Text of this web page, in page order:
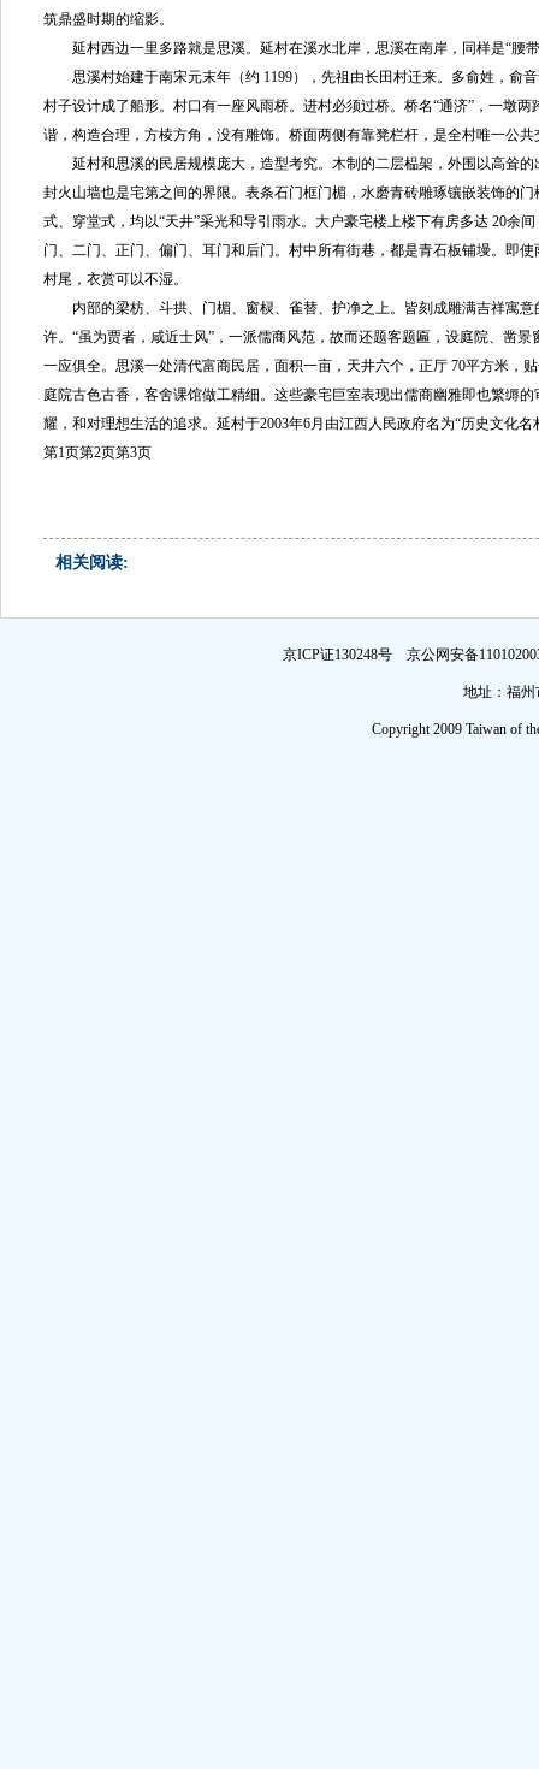
筑鼎盛时期的缩影。
延村西边一里多路就是思溪。延村在溪水北岸，思溪在南岸，同样是“腰
思溪村始建于南宋元末年（约 1199），先祖由长田村迁来。多俞姓，俞音
村子设计成了船形。村口有一座风雨桥。进村必须过桥。桥名“通济”，一墩
谐，构造合理，方棱方角，没有雕饰。桥面两侧有靠凳栏杆，是全村唯一公
延村和思溪的民居规模庞大，造型考究。木制的二层榀架，外围以高耸的
封火山墙也是宅第之间的界限。表条石门框门楣，水磨青砖雕琢镶嵌装饰的
式、穿堂式，均以“天井”采光和导引雨水。大户豪宅楼上楼下有房多达 20余
门、二门、正门、偏门、耳门和后门。村中所有街巷，都是青石板铺墁。即
村尾，衣赏可以不湿。
内部的梁枋、斗拱、门楣、窗棂、雀替、护净之上。皆刻成雕满吉祥寓意
许。“虽为贾者，咸近士风”，一派儒商风范，故而还题客题匾，设庭院、凿
一应俱全。思溪一处清代富商民居，面积一亩，天井六个，正厅 70平方米，
庭院古色古香，客舍课馆做工精细。这些豪宅巨室表现出儒商幽雅即也繁缛
耀，和对理想生活的追求。延村于2003年6月由江西人民政府名为“历史文化名
第1页第2页第3页
相关阅读:
京ICP证130248号 京公网安备
地址：福州
Copyright 2009 Taiwan of